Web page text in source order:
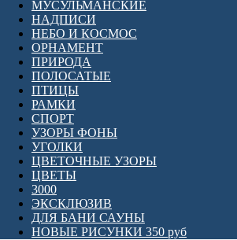
МУСУЛЬМАНСКИЕ
НАДПИСИ
НЕБО И КОСМОС
ОРНАМЕНТ
ПРИРОДА
ПОЛОСАТЫЕ
ПТИЦЫ
РАМКИ
СПОРТ
УЗОРЫ ФОНЫ
УГОЛКИ
ЦВЕТОЧНЫЕ УЗОРЫ
ЦВЕТЫ
3000
ЭКСКЛЮЗИВ
ДЛЯ БАНИ САУНЫ
НОВЫЕ РИСУНКИ 350 руб